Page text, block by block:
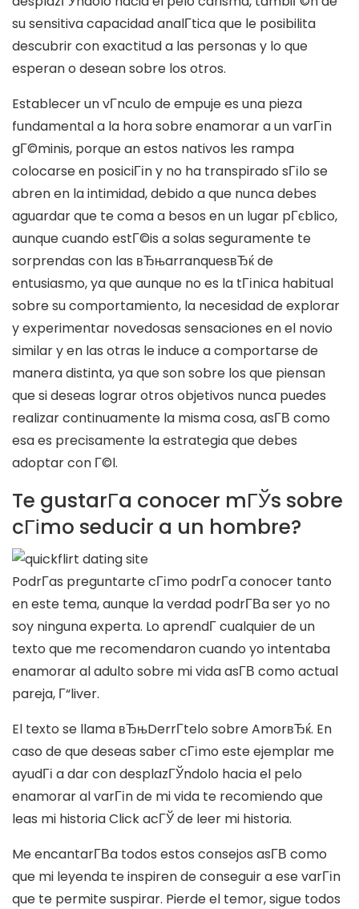
su sensitiva capacidad analГ­tica que le posibilita
descubrir con exactitud a las personas y lo que
esperan o desean sobre los otros.
Establecer un vГ­nculo de empuje es una pieza
fundamental a la hora sobre enamorar a un varГіn
gГ©minis, porque an estos nativos les rampa
colocarse en posiciГіn y no ha transpirado sГіlo se
abren en la intimidad, debido a que nunca debes
aguardar que te coma a besos en un lugar pГєblico,
aunque cuando estГ©is a solas seguramente te
sorprendas con las вЂњarranquesвЂќ de
entusiasmo, ya que aunque no es la tГіnica habitual
sobre su comportamiento, la necesidad de explorar
y experimentar novedosas sensaciones en el novio
similar y en las otras le induce a comportarse de
manera distinta, ya que son sobre los que piensan
que si deseas lograr otros objetivos nunca puedes
realizar continuamente la misma cosa, asГ­В­ como
esa es precisamente la estrategia que debes
adoptar con Г©l.
Te gustarГ­a conocer mГЎs sobre
cГіmo seducir a un hombre?
PodrГ­as preguntarte cГіmo podrГ­a conocer tanto
en este tema, aunque la verdad podrГ­В­a ser yo no
soy ninguna experta. Lo aprendГ­ cualquier de un
texto que me recomendaron cuando yo intentaba
enamorar al adulto sobre mi vida asГ­В­ como actual
pareja, Г“liver.
El texto se llama вЂњDerrГ­telo sobre AmorвЂќ. En
caso de que deseas saber cГіmo este ejemplar me
ayudГі a dar con desplazГЎndolo hacia el pelo
enamorar al varГіn de mi vida te recomiendo que
leas mi historia Click acГЎ de leer mi historia.
Me encantarГ­В­a todos estos consejos asГ­В­ como
que mi leyenda te inspiren de conseguir a ese varГіn
que te permite suspirar. Pierde el temor, sigue todos